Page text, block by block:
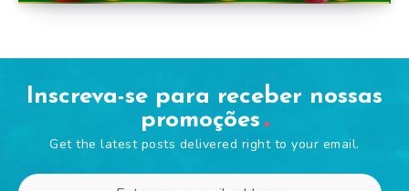
Inscreva-se para receber nossas
promoções
Get the latest posts delivered right to your email.